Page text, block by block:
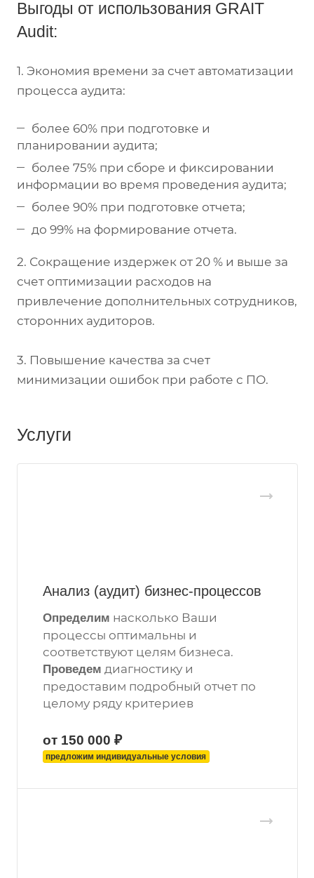
Выгоды от использования GRAIT
Audit:
1. Экономия времени за счет автоматизации
процесса аудита:
более 60% при подготовке и
планировании аудита;
более 75% при сборе и фиксировании
информации во время проведения аудита;
более 90% при подготовке отчета;
до 99% на формирование отчета.
2. Сокращение издержек от 20 % и выше за
счет оптимизации расходов на
привлечение дополнительных сотрудников,
сторонних аудиторов.
3. Повышение качества за счет
минимизации ошибок при работе с ПО.
Услуги
Анализ (аудит) бизнес-процессов
Определим насколько Ваши
процессы оптимальны и
соответствуют целям бизнеса.
Проведем диагностику и
предоставим подробный отчет по
целому ряду критериев
от 150 000 ₽
предложим индивидуальные условия